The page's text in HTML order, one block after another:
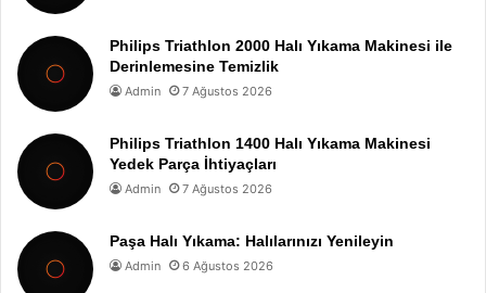
Philips Triathlon 2000 Halı Yıkama Makinesi ile
Derinlemesine Temizlik
Admin 7 Ağustos 2026
Philips Triathlon 1400 Halı Yıkama Makinesi
Yedek Parça İhtiyaçları
Admin 7 Ağustos 2026
Paşa Halı Yıkama: Halılarınızı Yenileyin
Admin 6 Ağustos 2026